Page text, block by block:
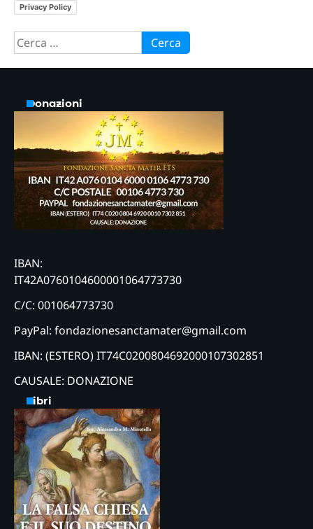
Privacy Policy
Ricerca
per:
Donazioni
IBAN:
IT42A0760104600001064773730
C/C: 001064773730
PayPal: fondazionesanctamater@gmail.com
IBAN: (ESTERO) IT74C0200804692000107302851
CAUSALE: DONAZIONE
Libri